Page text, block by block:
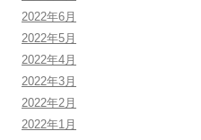
2022年6月
2022年5月
2022年4月
2022年3月
2022年2月
2022年1月